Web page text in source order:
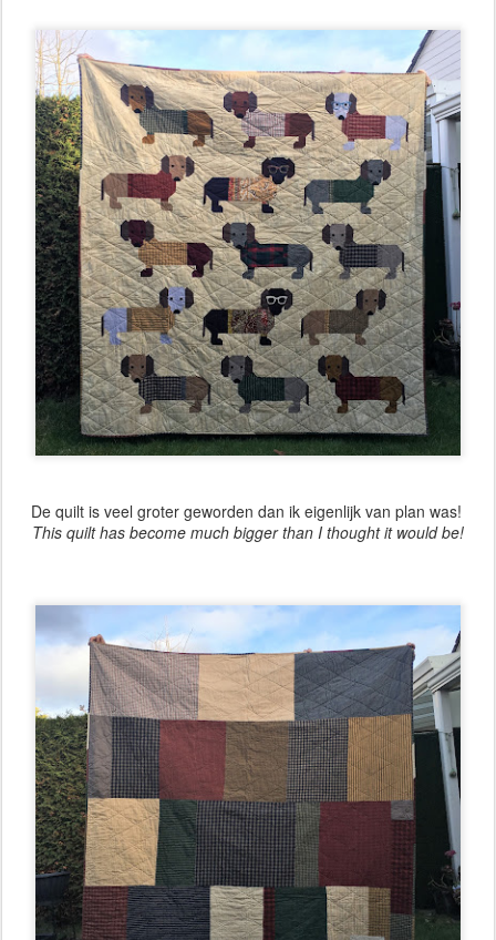
De quilt is veel groter geworden dan ik eigenlijk van plan was!
This quilt has become much bigger than I thought it would be!